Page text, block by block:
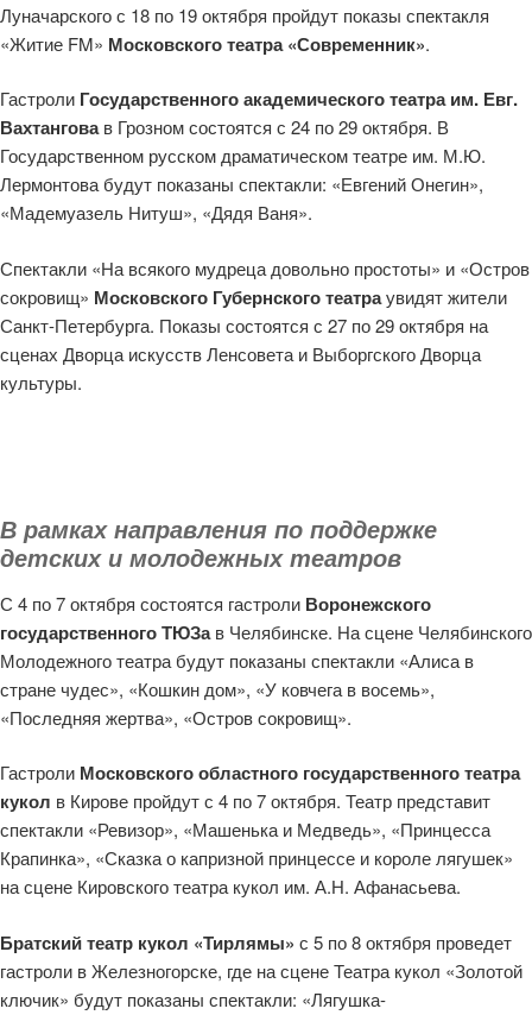
Луначарского с 18 по 19 октября пройдут показы спектакля
«Житие FM» Московского театра «Современник».
Гастроли Государственного академического театра им. Евг.
Вахтанговав Грозном состоятся с 24 по 29 октября. В
Государственном русском драматическом театре им. М.Ю.
Лермонтова будут показаны спектакли: «Евгений Онегин»,
«Мадемуазель Нитуш», «Дядя Ваня».
Спектакли «На всякого мудреца довольно простоты» и «Остров
сокровищ» Московского Губернского театраувидят жители
Санкт-Петербурга. Показы состоятся с 27 по 29 октября на
сценах Дворца искусств Ленсовета и Выборгского Дворца
культуры.
В рамках направления по поддержке
детских и молодежных театров
С 4 по 7 октября состоятся гастроли Воронежского
государственного ТЮЗав Челябинске. На сцене Челябинского
Молодежного театра будут показаны спектакли «Алиса в
стране чудес», «Кошкин дом», «У ковчега в восемь»,
«Последняя жертва», «Остров сокровищ».
Гастроли Московского областного государственного театра
кукол в Кирове пройдут с 4 по 7 октября. Театр представит
спектакли «Ревизор», «Машенька и Медведь», «Принцесса
Крапинка», «Сказка о капризной принцессе и короле лягушек»
на сцене Кировского театра кукол им. А.Н. Афанасьева.
Братский театр кукол «Тирлямы» с 5 по 8 октября проведет
гастроли в Железногорске, где на сцене Театра кукол «Золотой
ключик» будут показаны спектакли: «Лягушка-